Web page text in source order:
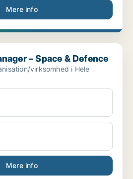
Mere info
& Defence
– Space & Defence
virksomhed i Hele
Mere info